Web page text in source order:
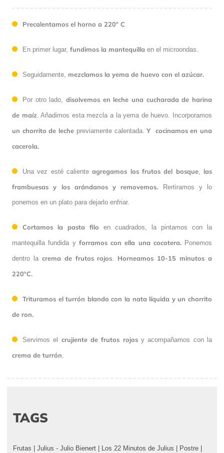
Precalentamos el horno a 220º C
En primer lugar, fundimos la mantequilla en el microondas.
Seguidamente, mezclamos la yema de huevo con el azúcar.
Por otro lado, disolvemos en leche una cucharada de harina
de maíz. Añadimos esta mezcla a la yema de huevo. Incorporamos
un chorrito de leche previamente calentada.Y cocinamos en una
cacerola.
Una vez esté calienteagregamos los frutos del bosque, las
frambuesas y los arándanos y removemos. Rertiramos y lo
ponemos en un plato para dejarlo enfriar.
Cortamos la pasta filo en cuadrados, la pintamos con la
mantequilla fundida y forramos con ella una cocotera.Ponemos
dentro la crema de frutos rojos. Horneamos 10-15 minutos a
220ºC.
Trituramos el turrón blando con la nata líquida y un chorrito
de ron.
Servimos el crujiente de frutos rojosy acompañamos con la
crema de turrón.
TAGS
Frutas Julius - Julio Bienert Los 22 Minutos de Julius Postre